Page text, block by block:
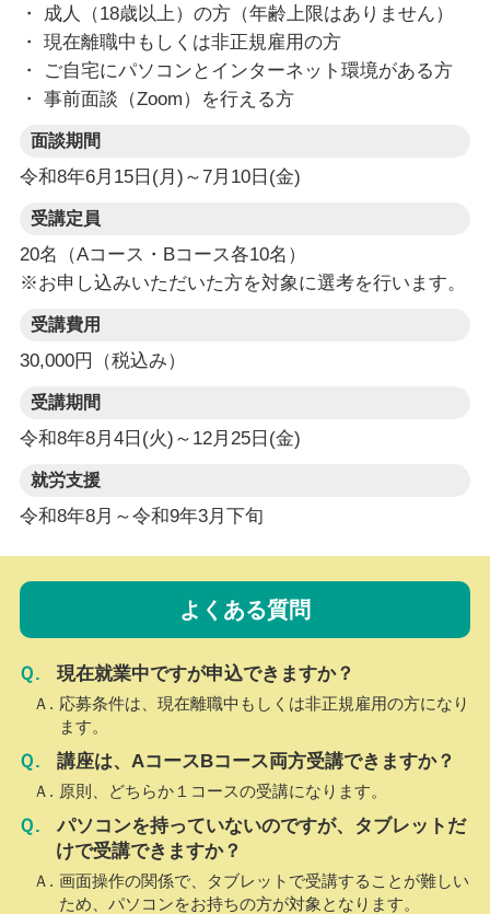
・ 成人（18歳以上）の方（年齢上限はありません）
・ 現在離職中もしくは非正規雇用の方
・ ご自宅にパソコンとインターネット環境がある方
・ 事前面談（Zoom）を行える方
面談期間
令和8年6月15日(月)～7月10日(金)
受講定員
20名（Aコース・Bコース各10名）
※お申し込みいただいた方を対象に選考を行います。
受講費用
30,000円（税込み）
受講期間
令和8年8月4日(火)～12月25日(金)
就労支援
令和8年8月～令和9年3月下旬
よくある質問
現在就業中ですが申込できますか？
応募条件は、現在離職中もしくは非正規雇用の方になり
ます。
講座は、AコースBコース両方受講できますか？
原則、どちらか１コースの受講になります。
パソコンを持っていないのですが、タブレットだ
けで受講できますか？
画面操作の関係で、タブレットで受講することが難しい
ため、パソコンをお持ちの方が対象となります。